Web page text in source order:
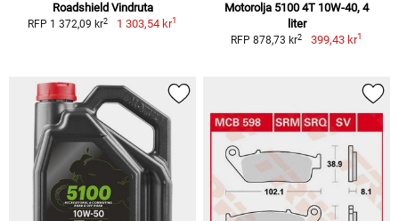
Roadshield Vindruta
RFP 1 372,09 kr2 1 303,54 kr1
Motorolja 5100 4T 10W-40, 4
liter
RFP 878,73 kr2 399,43 kr1